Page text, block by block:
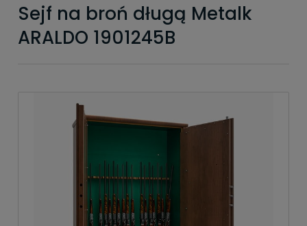
Sejf na broń długą Metalk
ARALDO 1901245B